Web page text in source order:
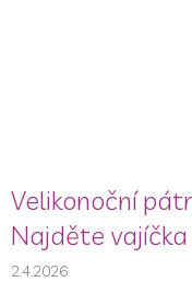
Velikonoční
Najděte vajíčka
2.4.2026